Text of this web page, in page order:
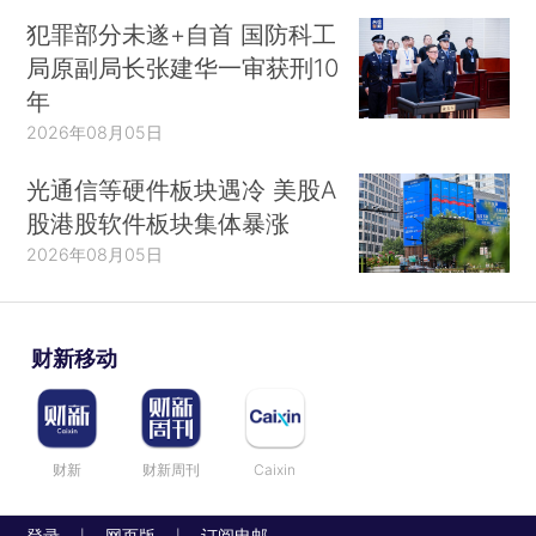
丐帮，一路乞食而去。”这还是去福建，要是被邀请
参加围剿光明顶，华山派走不到吐鲁番就得饿死。
从这里看，岳不群派岳灵珊、劳德诺出差到福
建开酒店，回来报销的时候也肯定是使劲咬了咬牙
的。
为什么华山派这么穷呢？有人说岳不群不善经
营，但武林门派又不是开钱庄当铺，搞钱不需要太
多经营能力。
说到底岳不群为了“君子剑”这个招牌，太要脸
面了。
余沧海人家一口气灭了福威镖局，不要说总部
都够青城派集体坐头等舱直飞马尔代夫了。
犯罪部分未遂+自首 国防科工
局原副局长张建华一审获刑10
年
2026年08月05日
光通信等硬件板块遇冷 美股A
股港股软件板块集体暴涨
2026年08月05日
财新移动
财新 财新周刊 Caixin